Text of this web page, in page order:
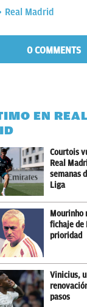
Real Madrid
0 COMMENTS
EN REAL
Courtois
Real
semanas
Liga
Mourinho
fichaje de
prioridad
Vinicius,
pasos